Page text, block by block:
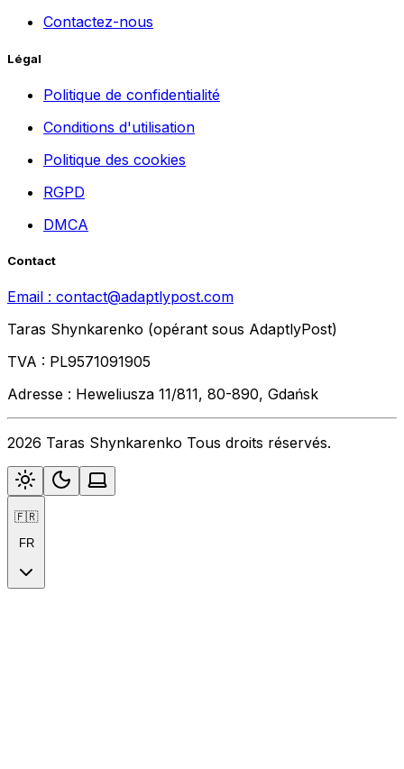
Contactez-nous
Légal
Politique de confidentialité
Conditions d'utilisation
Politique des cookies
RGPD
DMCA
Contact
Email : contact@adaptlypost.com
Taras Shynkarenko (opérant sous AdaptlyPost)
TVA : PL9571091905
Adresse : Heweliusza 11/811, 80-890, Gdańsk
2026 Taras Shynkarenko Tous droits réservés.
🇫🇷
FR